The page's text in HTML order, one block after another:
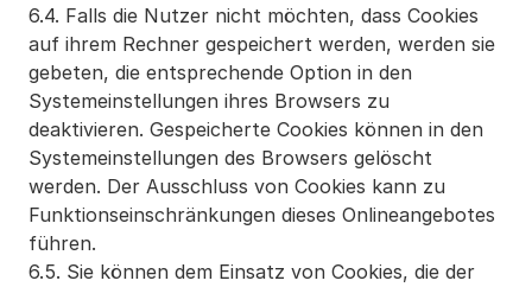
6.4. Falls die Nutzer nicht möchten, dass Cookies
auf ihrem Rechner gespeichert werden, werden sie
gebeten, die entsprechende Option in den
Systemeinstellungen ihres Browsers zu
deaktivieren. Gespeicherte Cookies können in den
Systemeinstellungen des Browsers gelöscht
werden. Der Ausschluss von Cookies kann zu
Funktionseinschränkungen dieses Onlineangebotes
führen.
6.5. Sie können dem Einsatz von Cookies, die der